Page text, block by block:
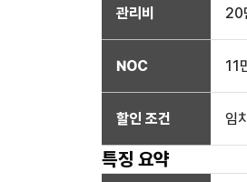
관리비 20
NOC 11
할인 조건 임
특징 요약